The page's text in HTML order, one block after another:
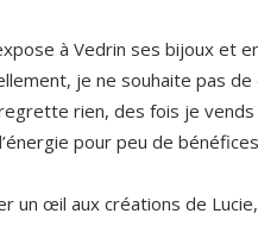
à Vedrin ses bijoux et
je ne souhaite pas
rien, des fois je vends
pour peu de
un œil aux créations de